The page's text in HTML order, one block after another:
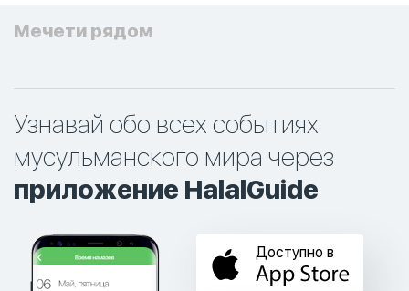
Мечети рядом
Узнавай обо всех событиях
мусульманского мира через
приложение HalalGuide
Доступно в